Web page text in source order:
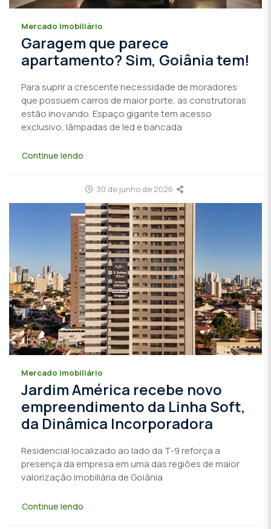
Mercado imobiliário
Garagem que parece
apartamento? Sim, Goiânia tem!
Para suprir a crescente necessidade de moradores
que possuem carros de maior porte, as construtoras
estão inovando. Espaço gigante tem acesso
exclusivo, lâmpadas de led e bancada
Continue lendo
30 de junho de 2026
Mercado imobiliário
Jardim América recebe novo
empreendimento da Linha Soft,
da Dinâmica Incorporadora
Residencial localizado ao lado da T-9 reforça a
presença da empresa em uma das regiões de maior
valorização imobiliária de Goiânia
Continue lendo